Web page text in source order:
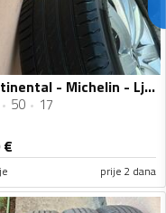
Continental - Michelin - Ljetnja guma
50 17
€
prije 2 dana